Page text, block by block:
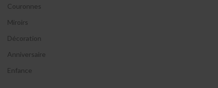
Couronnes
Miroirs
Décoration
Anniversaire
Enfance